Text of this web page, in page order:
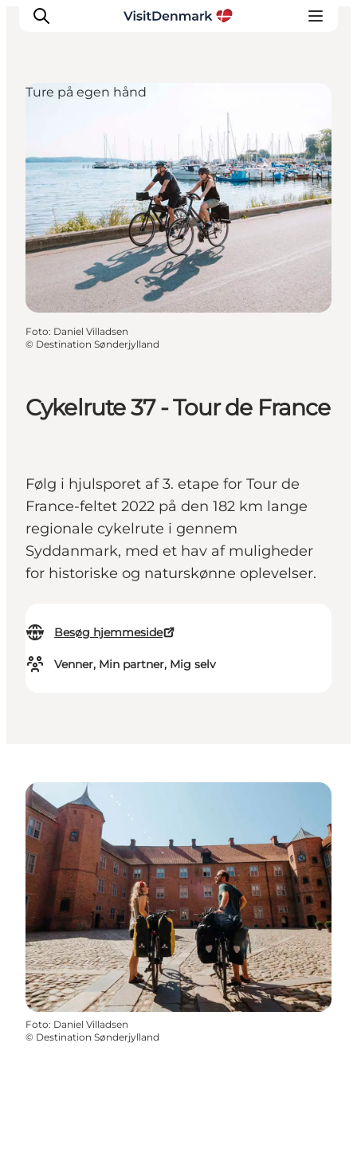
Inspiration
Destinationer
Oplevelser
Overnatning
Planlæg ferien
Cykelrute 37 - Tour de France
Følg i hjulsporet af 3. etape for Tour de
France-feltet 2022 på den 182 km lange
regionale cykelrute i gennem
Syddanmark, med et hav af muligheder
for historiske og naturskønne oplevelser.
Besøg hjemmeside
Venner, Min partner, Mig selv
Ture på egen hånd
Foto: Daniel Villadsen
© Destination Sønderjylland
Foto: Daniel Villadsen
© Destination Sønderjylland